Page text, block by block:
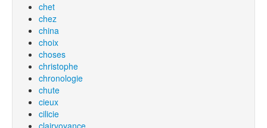
chet
chez
china
choix
choses
christophe
chronologie
chute
cieux
cilicie
clairvoyance